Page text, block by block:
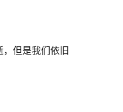
但是我们依旧